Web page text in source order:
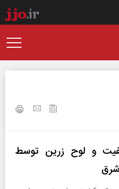
و لوح زرین توسط